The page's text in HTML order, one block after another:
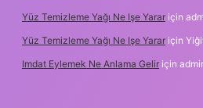
Yüz Temizleme Yağı Ne Işe Yarar için
Yüz Temizleme Yağı Ne Işe Yarar için
Imdat Eylemek Ne Anlama Gelir için